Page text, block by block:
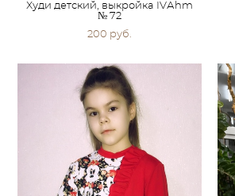
Худи детский, выкройка IVАhm
№ 72
200 pуб.